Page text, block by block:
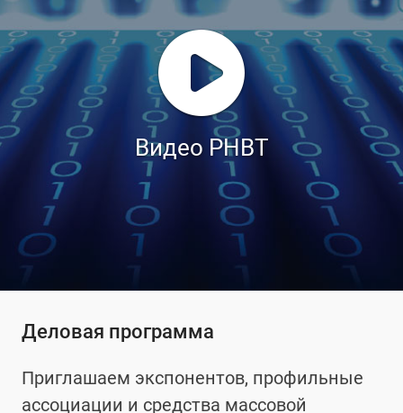
Видео РНВТ
Деловая программа
Приглашаем экспонентов, профильные
ассоциации и средства массовой